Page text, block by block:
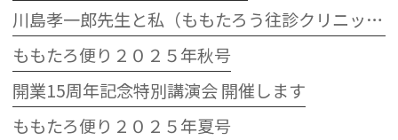
川島孝一郎先生と私（ももたろう往診クリニック開院15周年記念特別講演会）
ももたろ便り２０２５年秋号
開業15周年記念特別講演会 開催します
ももたろ便り２０２５年夏号